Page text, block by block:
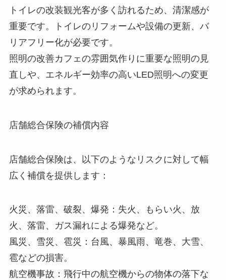
トイレの改装観光客が多く訪れるため、清潔感が
重要です。トイレのリフォームや設備の更新、バ
リアフリー化が必要です。
照明の改善カフェの雰囲気作りに重要な照明の見
直しや、エネルギー効率の高いLED照明への変更
が求められます。
店舗総合保険の補償内容
店舗総合保険は、以下のようなリスクに対して幅
広く補償を提供します：
火災、落雷、破裂、爆発：失火、もらい火、放
火、落雷、ガス漏れによる爆発など。
風災、雪災、雹災：台風、暴風雨、竜巻、大雪、
雹などの損害。
航空機事故：飛行中の航空機からの物体の落下な